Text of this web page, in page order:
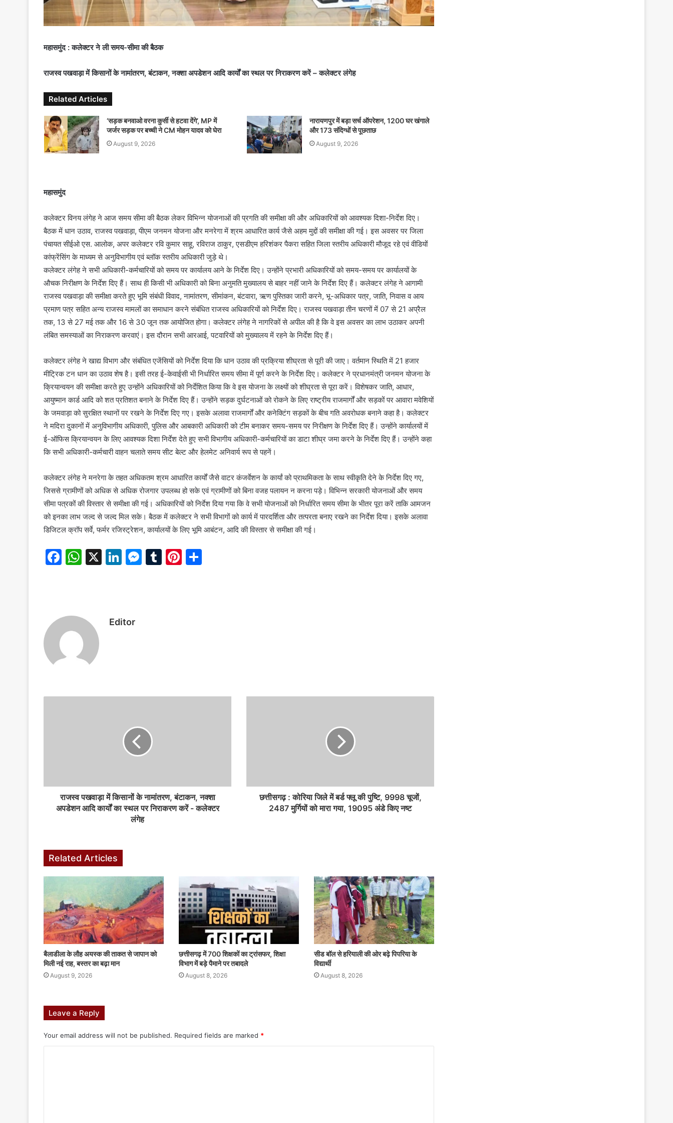
महासमुंद : कलेक्टर ने ली समय-सीमा की बैठक
राजस्व पखवाड़ा में किसानों के नामांतरण, बंटाकन, नक्शा अपडेशन आदि कार्यों का स्थल पर निराकरण करें – कलेक्टर लंगेह
Related Articles
‘सड़क बनवाओ वरना कुर्सी से हटवा देंगे’, MP में
जर्जर सड़क पर बच्ची ने CM मोहन यादव को घेरा
August 9, 2026
नारायणपुर में बड़ा सर्च ऑपरेशन, 1200 घर खंगाले
और 173 संदिग्धों से पूछताछ
August 9, 2026
महासमुंद
कलेक्टर विनय लंगेह ने आज समय सीमा की बैठक लेकर विभिन्न योजनाओं की प्रगति की समीक्षा की और अधिकारियों को आवश्यक दिशा-निर्देश दिए।
बैठक में धान उठाव, राजस्व पखवाड़ा, पीएम जनमन योजना और मनरेगा में श्रम आधारित कार्य जैसे अहम मुद्दों की समीक्षा की गई। इस अवसर पर जिला
पंचायत सीईओ एस. आलोक, अपर कलेक्टर रवि कुमार साहू, रविराज ठाकुर, एसडीएम हरिशंकर पैकरा सहित जिला स्तरीय अधिकारी मौजूद रहे एवं वीडियों
कांफ्रेंसिंग के माध्यम से अनुविभागीय एवं ब्लॉक स्तरीय अधिकारी जुड़े थे।
कलेक्टर लंगेह ने सभी अधिकारी-कर्मचारियों को समय पर कार्यालय आने के निर्देश दिए। उन्होंने प्रभारी अधिकारियों को समय-समय पर कार्यालयों के
औचक निरीक्षण के निर्देश दिए हैं। साथ ही किसी भी अधिकारी को बिना अनुमति मुख्यालय से बाहर नहीं जाने के निर्देश दिए हैं। कलेक्टर लंगेह ने आगामी
राजस्व पखवाड़ा की समीक्षा करते हुए भूमि संबंधी विवाद, नामांतरण, सीमांकन, बंटवारा, ऋण पुस्तिका जारी करने, भू-अधिकार पत्र, जाति, निवास व आय
प्रमाण पत्र सहित अन्य राजस्व मामलों का समाधान करने संबंधित राजस्व अधिकारियों को निर्देश दिए। राजस्व पखवाड़ा तीन चरणों में 07 से 21 अप्रैल
तक, 13 से 27 मई तक और 16 से 30 जून तक आयोजित होगा। कलेक्टर लंगेह ने नागरिकों से अपील की है कि वे इस अवसर का लाभ उठाकर अपनी
लंबित समस्याओं का निराकरण करवाएं। इस दौरान सभी आरआई, पटवारियों को मुख्यालय में रहने के निर्देश दिए हैं।
कलेक्टर लंगेह ने खाद्य विभाग और संबंधित एजेंसियों को निर्देश दिया कि धान उठाव की प्रक्रिया शीघ्रता से पूरी की जाए। वर्तमान स्थिति में 21 हजार
मीट्रिक टन धान का उठाव शेष है। इसी तरह ई-केवाईसी भी निर्धारित समय सीमा में पूर्ण करने के निर्देश दिए। कलेक्टर ने प्रधानमंत्री जनमन योजना के
क्रियान्वयन की समीक्षा करते हुए उन्होंने अधिकारियों को निर्देशित किया कि वे इस योजना के लक्ष्यों को शीघ्रता से पूरा करें। विशेषकर जाति, आधार,
आयुष्मान कार्ड आदि को शत प्रतिशत बनाने के निर्देश दिए हैं। उन्होंने सड़क दुर्घटनाओं को रोकने के लिए राष्ट्रीय राजमार्गों और सड़कों पर आवारा मवेशियों
के जमवाड़ा को सुरक्षित स्थानों पर रखने के निर्देश दिए गए। इसके अलावा राजमार्गों और कनेक्टिंग सड़कों के बीच गति अवरोधक बनाने कहा है। कलेक्टर
ने मदिरा दुकानों में अनुविभागीय अधिकारी, पुलिस और आबकारी अधिकारी को टीम बनाकर समय-समय पर निरीक्षण के निर्देश दिए हैं। उन्होंने कार्यालयों में
ई-ऑफिस क्रियान्वयन के लिए आवश्यक दिशा निर्देश देते हुए सभी विभागीय अधिकारी-कर्मचारियों का डाटा शीघ्र जमा करने के निर्देश दिए हैं। उन्होंने कहा
कि सभी अधिकारी-कर्मचारी वाहन चलाते समय सीट बेल्ट और हेलमेट अनिवार्य रूप से पहनें।
कलेक्टर लंगेह ने मनरेगा के तहत अधिकतम श्रम आधारित कार्यों जैसे वाटर कंजर्वेशन के कार्यां को प्राथमिकता के साथ स्वीकृति देने के निर्देश दिए गए,
जिससे ग्रामीणों को अधिक से अधिक रोजगार उपलब्ध हो सके एवं ग्रामीणों को बिना वजह पलायन न करना पड़े। विभिन्न सरकारी योजनाओं और समय
सीमा पत्रकों की विस्तार से समीक्षा की गई। अधिकारियों को निर्देश दिया गया कि वे सभी योजनाओं को निर्धारित समय सीमा के भीतर पूरा करें ताकि आमजन
को इनका लाभ जल्द से जल्द मिल सके। बैठक में कलेक्टर ने सभी विभागों को कार्य में पारदर्शिता और तत्परता बनाए रखने का निर्देश दिया। इसके अलावा
डिजिटल क्रॉप सर्वे, फर्मर रजिस्ट्रेशन, कार्यालयों के लिए भूमि आबंटन, आदि की विस्तार से समीक्षा की गई।
F
b
o
o
W
A
p
p
X
Li
dI
M T
Pi
Editor
राजस्व पखवाड़ा में किसानों के नामांतरण, बंटाकन, नक्शा
अपडेशन आदि कार्यों का स्थल पर निराकरण करें - कलेक्टर
लंगेह
छत्तीसगढ़ : कोरिया जिले में बर्ड फ्लू की पुष्टि, 9998 चूजों,
2487 मुर्गियों को मारा गया, 19095 अंडे किए नष्ट
Related Articles
बैलाडीला के लौह अयस्क की ताकत से जापान को
मिली नई राह, बस्तर का बढ़ा मान
August 9, 2026
छत्तीसगढ़ में 700 शिक्षकों का ट्रांसफर, शिक्षा
विभाग में बड़े पैमाने पर तबादले
August 8, 2026
सीड बॉल से हरियाली की ओर बढ़े पिपरिया के
विद्यार्थी
August 8, 2026
Leave a Reply
Your email address will not be published. Required fields are marked *